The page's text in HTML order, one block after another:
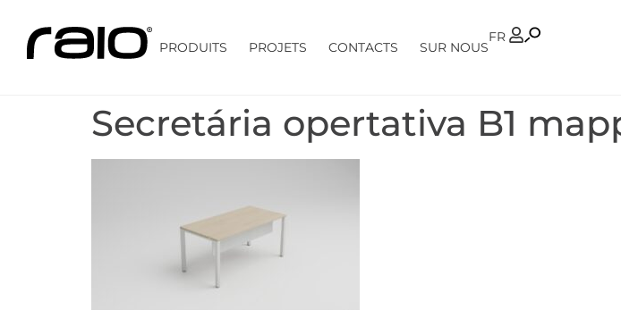
PRODUITS PROJETS CONTACTS SUR NOUS
FR
PT
Secretária opertativa B1